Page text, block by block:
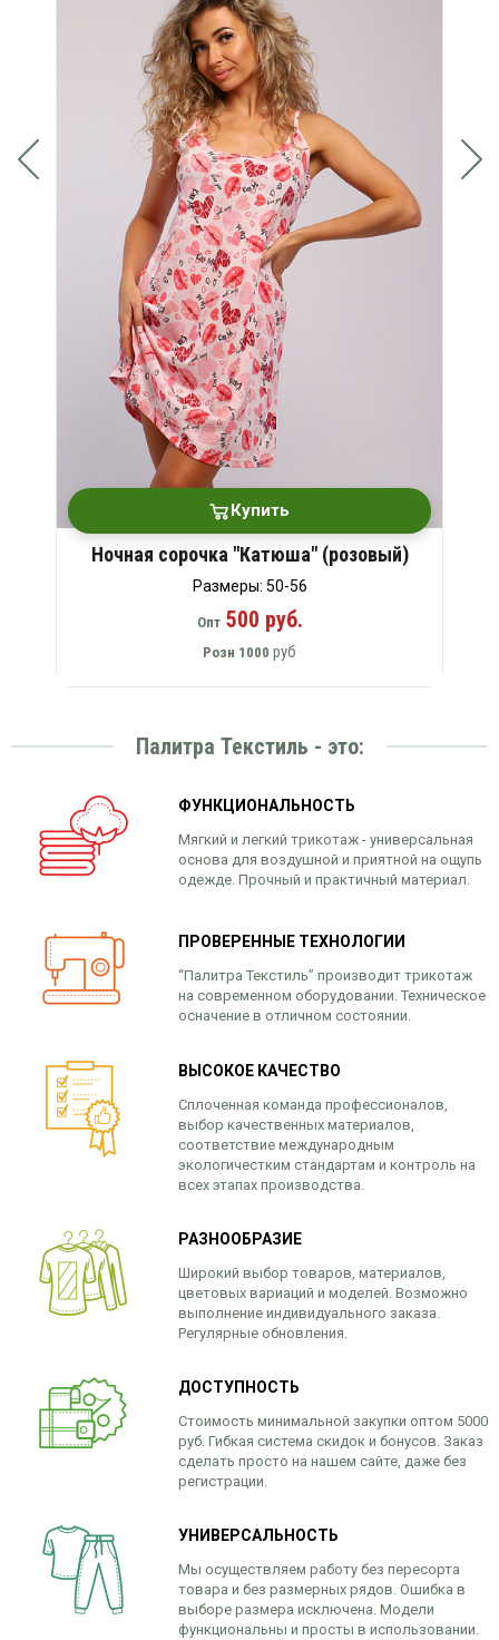
Купить
Ночная сорочка "Катюша" (розовый)
Размеры: 50-56
Опт500 руб.
Розн 1000 руб
Палитра Текстиль - это:
ФУНКЦИОНАЛЬНОСТЬ
Мягкий и легкий трикотаж - универсальная
основа для воздушной и приятной на ощупь
одежде. Прочный и практичный материал.
ПРОВЕРЕННЫЕ ТЕХНОЛОГИИ
“Палитра Текстиль” производит трикотаж
на современном оборудовании. Техническое
осначение в отличном состоянии.
ВЫСОКОЕ КАЧЕСТВО
Сплоченная команда профессионалов,
выбор качественных материалов,
соответствие международным
экологичестким стандартам и контроль на
всех этапах производства.
РАЗНООБРАЗИЕ
Широкий выбор товаров, материалов,
цветовых вариаций и моделей. Возможно
выполнение индивидуального заказа.
Регулярные обновления.
ДОСТУПНОСТЬ
Стоимость минимальной закупки оптом 5000
руб. Гибкая система скидок и бонусов. Заказ
сделать просто на нашем сайте, даже без
регистрации.
УНИВЕРСАЛЬНОСТЬ
Мы осуществляем работу без пересорта
товара и без размерных рядов. Ошибка в
выборе размера исключена. Модели
функциональны и просты в использовании.